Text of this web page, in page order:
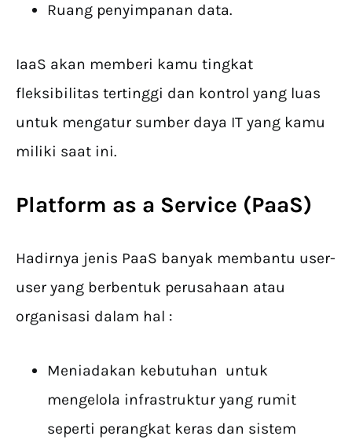
Ruang penyimpanan data.
IaaS akan memberi kamu tingkat
fleksibilitas tertinggi dan kontrol yang luas
untuk mengatur sumber daya IT yang kamu
miliki saat ini.
Platform as a Service (PaaS)
Hadirnya jenis PaaS banyak membantu user-
user yang berbentuk perusahaan atau
organisasi dalam hal :
Meniadakan kebutuhan untuk
mengelola infrastruktur yang rumit
seperti perangkat keras dan sistem